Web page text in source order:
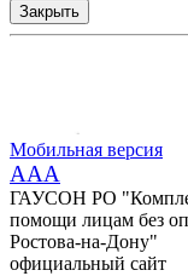
Закрыть
Мобильная версия
AAA
ГАУСОН РО
помощи лицам без
Ростова-на-Дону"
официальный сайт